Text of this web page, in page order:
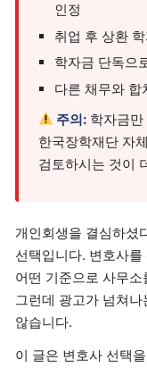
인정
취업 후 상환
학자금 단독으
다른 채무와 합
주의: 학자금
한국장학재단 자
검토하시는 것이
개인회생을 결심하셨
선택입니다. 변호사
어떤 기준으로 사무
그런데 광고가 넘쳐
않습니다.
이 글은 변호사 선택